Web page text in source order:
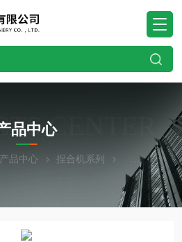
CENTER
品中心
产品中心 捏合机系列 真空型捏合机